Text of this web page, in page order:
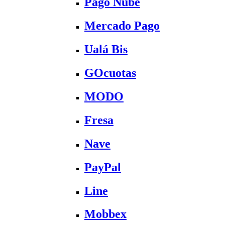
Mercado Pago
Ualá Bis
GOcuotas
MODO
Fresa
Nave
PayPal
Line
Mobbex